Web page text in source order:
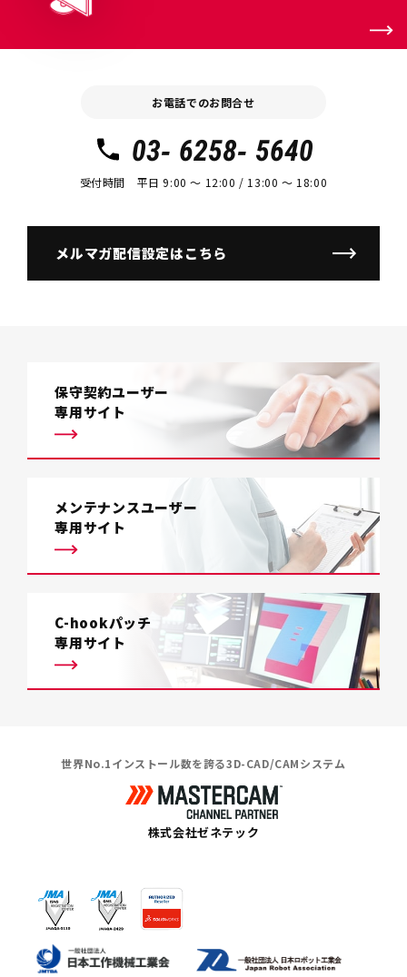
お電話でのお問合せ
03- 6258- 5640
受付時間 平日 9:00 〜 12:00 / 13:00 〜 18:00
メルマガ配信設定はこちら
保守契約ユーザー
専用サイト
メンテナンスユーザー
専用サイト
C-hookパッチ
専用サイト
世界No.1インストール数を誇る3D-CAD/CAMシステム
株式会社ゼネテック